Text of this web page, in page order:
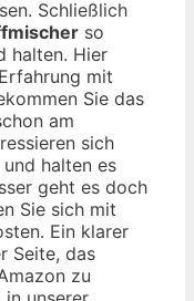
Schließlich
so
halten. Hier
mit
Sie das
am
sich
und halten es
geht es doch
Sie sich mit
Ein klarer
Seite, das
zu